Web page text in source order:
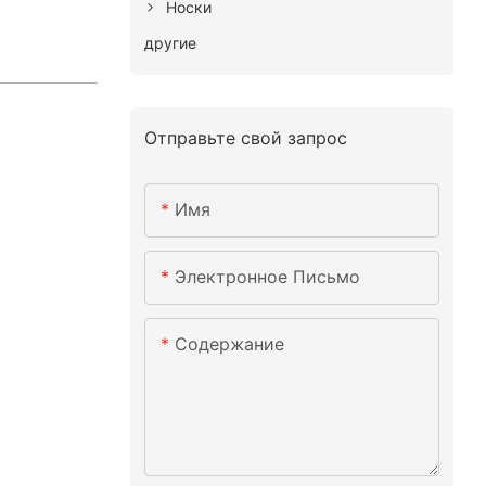
Носки
другие
Отправьте свой запрос
Имя
Электронное Письмо
Содержание